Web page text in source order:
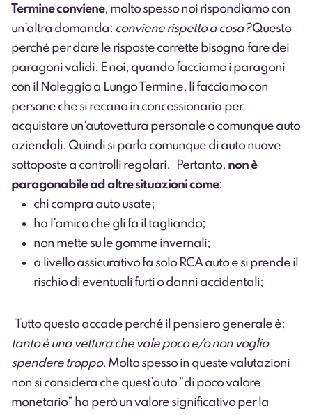
Termine conviene, molto spesso noi rispondiamo con
un’altra domanda: conviene rispetto a cosa?Questo
perché per dare le risposte corrette bisogna fare dei
paragoni validi. E noi, quando facciamo i paragoni
con il Noleggio a Lungo Termine, li facciamo con
persone che si recano in concessionaria per
acquistare un’autovettura personale o comunque auto
aziendali. Quindi si parla comunque di auto nuove
sottoposte a controlli regolari. Pertanto, non è
paragonabile ad altre situazioni come:
chi compra auto usate;
ha l’amico che gli fa il tagliando;
non mette su le gomme invernali;
a livello assicurativo fa solo RCA auto e si prende il
rischio di eventuali furti o danni accidentali;
Tutto questo accade perché il pensiero generale è:
tanto è una vettura che vale poco e/o non voglio
spendere troppo. Molto spesso in queste valutazioni
non si considera che quest’auto “di poco valore
monetario” ha però un valore significativo per la